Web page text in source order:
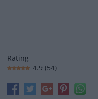
Rating
4.9 (54)